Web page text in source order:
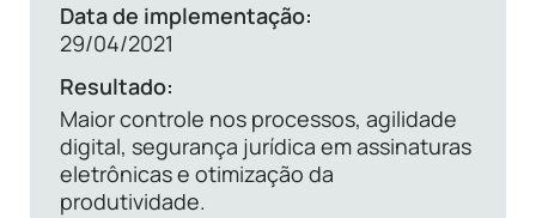
Data de implementação:
29/04/2021
Resultado:
Maior controle nos processos, agilidade
digital, segurança jurídica em assinaturas
eletrônicas e otimização da
produtividade.